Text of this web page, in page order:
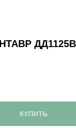
КУПИТЬ